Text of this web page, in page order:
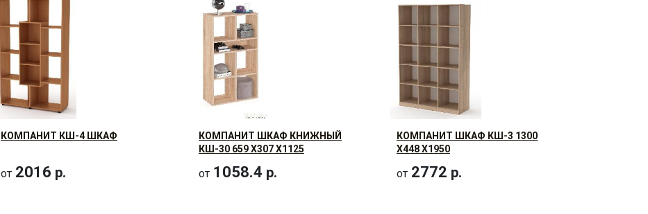
КОМПАНИТ КШ-4 ШКАФ
от 2016 р.
КОМПАНИТ ШКАФ КНИЖНЫЙ
КШ-30 659 Х307 Х1125
от 1058.4 р.
КОМПАНИТ ШКАФ КШ-3 1300
Х448 Х1950
от 2772 р.